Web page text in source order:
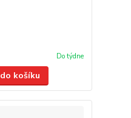
Do týdne
košíku